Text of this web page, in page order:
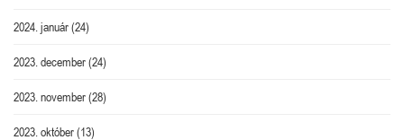
2024. január(24)
2023. december(24)
2023. november(28)
2023. október(13)